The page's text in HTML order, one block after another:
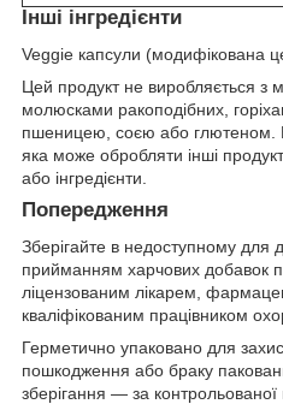
Інші інгредієнти
Veggie капсули (модифікована
Цей продукт не виробляється
молюсками ракоподібних,
пшеницею, соєю або глютеном.
яка може обробляти інші
або інгредієнти.
Попередження
Зберігайте в недоступному для
прийманням харчових добавок
ліцензованим лікарем,
кваліфікованим працівником
Герметично упаковано для
пошкодження або браку
зберігання — за